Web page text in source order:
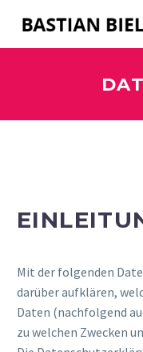
Mit der folgenden
darüber aufklären,
Daten (nachfolgend
zu welchen Zwecken